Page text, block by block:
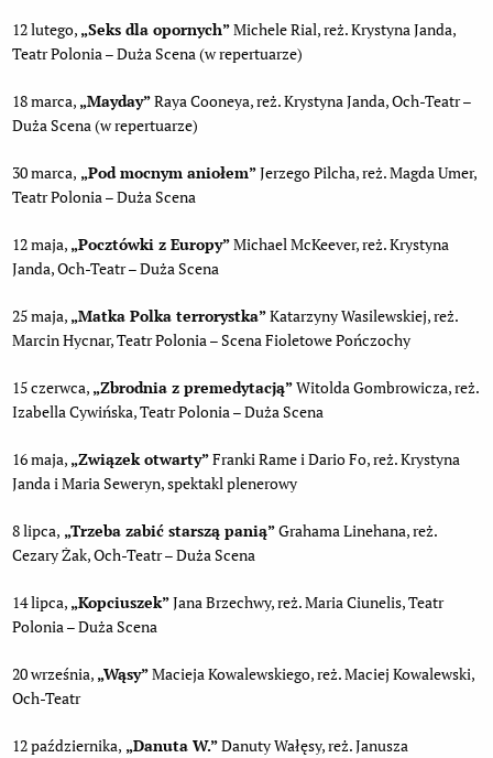
12 lutego, „Seks dla opornych”Michele Rial, reż. Krystyna Janda,
Teatr Polonia – Duża Scena (w repertuarze)
18 marca, „Mayday”Raya Cooneya, reż. Krystyna Janda, Och-Teatr –
Duża Scena (w repertuarze)
30 marca, „Pod mocnym aniołem”Jerzego Pilcha, reż. Magda Umer,
Teatr Polonia – Duża Scena
12 maja, „Pocztówki z Europy”Michael McKeever, reż. Krystyna
Janda, Och-Teatr – Duża Scena
25 maja, „Matka Polka terrorystka”Katarzyny Wasilewskiej, reż.
Marcin Hycnar, Teatr Polonia – Scena Fioletowe Pończochy
15 czerwca, „Zbrodnia z premedytacją”Witolda Gombrowicza, reż.
Izabella Cywińska, Teatr Polonia – Duża Scena
16 maja, „Związek otwarty”Franki Rame i Dario Fo, reż. Krystyna
Janda i Maria Seweryn, spektakl plenerowy
8 lipca, „Trzeba zabić starszą panią”Grahama Linehana, reż.
Cezary Żak, Och-Teatr – Duża Scena
14 lipca, „Kopciuszek”Jana Brzechwy, reż. Maria Ciunelis, Teatr
Polonia – Duża Scena
20 września, „Wąsy”Macieja Kowalewskiego, reż. Maciej Kowalewski,
Och-Teatr
12 października, „Danuta W.”Danuty Wałęsy, reż. Janusza